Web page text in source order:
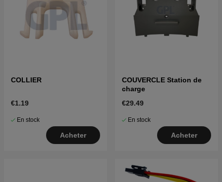
COLLIER
€1.19
En stock
Acheter
COUVERCLE Station de
charge
€29.49
En stock
Acheter